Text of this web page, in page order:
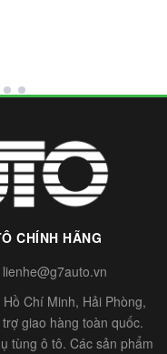
CHÍNH HÃNG
lienhe@g7auto.vn
Chí Minh, Hải Phòng,
giao hàng toàn quốc.
tùng ô tô. Các sản phẩm